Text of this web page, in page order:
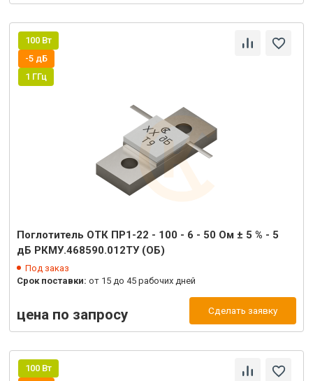
100 Вт
-5 дБ
1 ГГц
Поглотитель ОТК ПР1-22 - 100 - 6 - 50 Ом ± 5 % - 5
дБ РКМУ.468590.012ТУ (ОБ)
Под заказ
Срок поставки:от 15 до 45 рабочих дней
цена по запросу Сделать заявку
100 Вт